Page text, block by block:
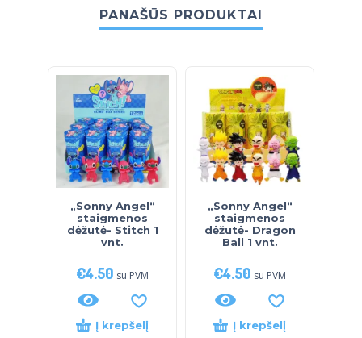
PANAŠŪS PRODUKTAI
„Sonny Angel“
staigmenos
dėžutė- Stitch 1
vnt.
€4.50 su PVM
Į krepšelį
„Sonny Angel“
staigmenos
dėžutė- Dragon
Ball 1 vnt.
€4.50 su PVM
Į krepšelį